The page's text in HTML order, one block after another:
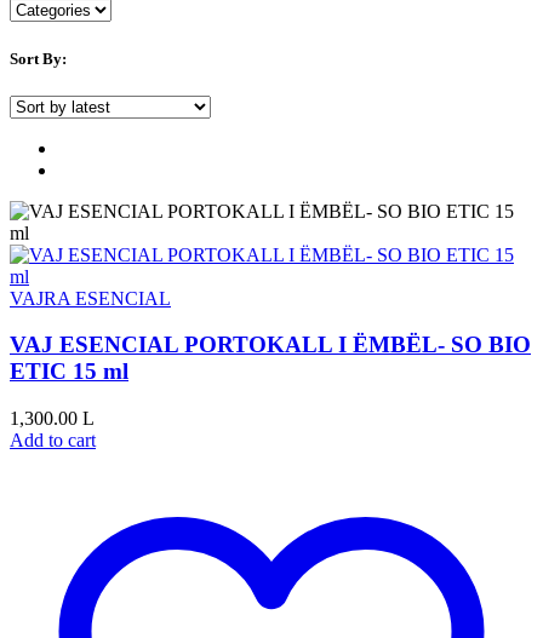
Sort By:
VAJRA ESENCIAL
VAJ ESENCIAL PORTOKALL I ËMBËL- SO BIO
ETIC 15 ml
1,300.00 L
Add to cart